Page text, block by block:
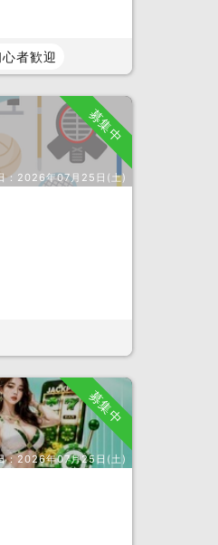
者歓迎
募集中
： 2026年07月25日(土)
募集中
： 2026年07月25日(土)